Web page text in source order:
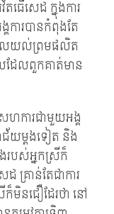
តធើសេដ ក្នុងការ
ការបានកំពុងតែ
ែលយល់ព្រមផលិត
ដែលពួកគាត់មាន
សហការជាមួយអង្គ
ាជ័យម្តងទៀត និង
របស់អ្នកស្រីក៏
ដ គ្រាន់តែជាការ
មិនជឿដែរថា នៅ